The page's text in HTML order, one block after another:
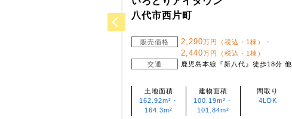
八代市西片町
販売価格 2,290万円（税込・1棟）・
2,440万円（税込・1棟）
交通
鹿児島本線『新八代』徒歩18分 他
土地面積
162.92m²・
164.3m²
建物面積
100.19m²・
101.84m²
間取り
4LDK